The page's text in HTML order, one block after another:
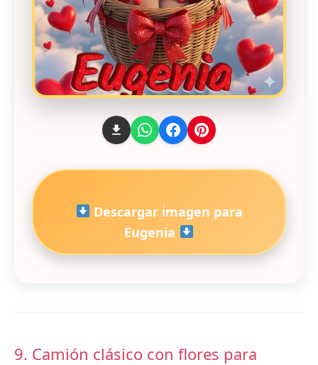
Descargar imagen para
Eugenia
9. Camión clásico con flores para